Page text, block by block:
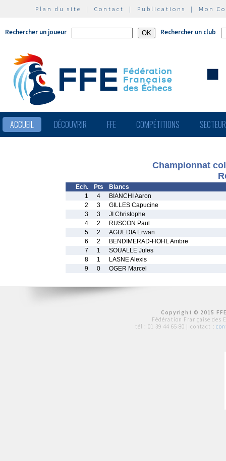
Plan du site | Contact | Publications | Mon
Rechercher un joueur Rechercher un club
ACCUEIL DÉCOUVRIR FFE COMPÉTITIONS
Championnat
Ech. Pts
Blancs
1
4
BIANCHI Aaron
2
3
GILLES Capucine
3
3
JI Christophe
4
2
RUSCON Paul
5
2
AGUEDIA Erwan
6
2
BENDIMERAD-HOHL Ambre
7
1
SOUALLE Jules
8
1
LASNE Alexis
9
0 OGER Marcel
Copyright © 2015
Fédération Française des
tél : 01 39 44 65 80 | contact :